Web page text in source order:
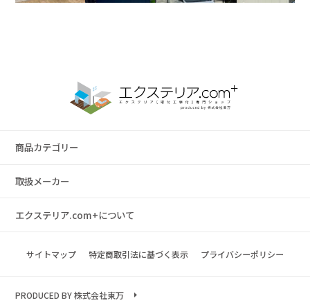
商品カテゴリー
取扱メーカー
エクステリア.com+について
サイトマップ 特定商取引法に基づく表示 プライバシーポリシー
PRODUCED BY 株式会社東万